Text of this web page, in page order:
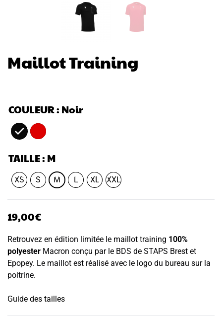
Maillot Training
COULEUR: Noir
TAILLE: M
XS S M L XL XXL
19,00€
Retrouvez en édition limitée le maillot training 100%
polyester Macron conçu par le BDS de STAPS Brest et
Epopey. Le maillot est réalisé avec le logo du bureau sur la
poitrine.
Guide des tailles